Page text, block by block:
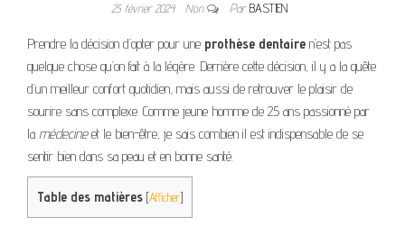
25 février 2024 Non ParBASTIEN
Prendre la décision d’opter pour une prothèse dentaire n’est pas
quelque chose qu’on fait à la légère. Derrière cette décision, il y a la quête
d’un meilleur confort quotidien, mais aussi de retrouver le plaisir de
sourire sans complexe. Comme jeune homme de 25 ans passionné par
la médecineet le bien-être, je sais combien il est indispensable de se
sentir bien dans sa peau et en bonne santé.
Table des matières [Afficher]